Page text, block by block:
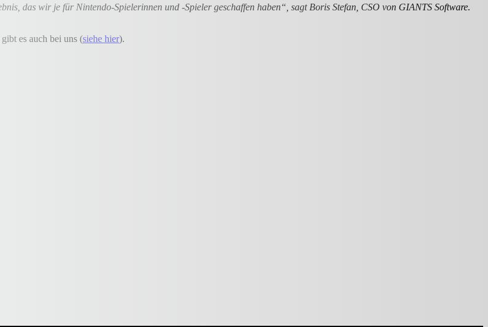
das wir je für Nintendo-Spielerinnen und -Spieler geschaffen haben“, sagt Boris Stefan, CSO von GIANTS Software.
es auch bei uns (siehe hier).